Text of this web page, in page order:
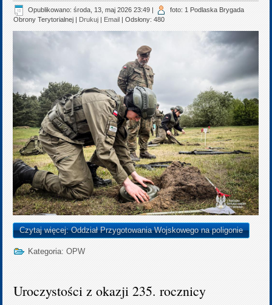
Opublikowano: środa, 13, maj 2026 23:49
foto: 1 Podlaska Brygada
Obrony Terytorialnej
Drukuj Email | Odsłony: 480
Czytaj więcej: Oddział Przygotowania Wojskowego na poligonie
Kategoria:OPW
Uroczystości z okazji 235. rocznicy